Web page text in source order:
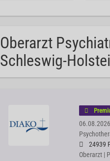
Oberarzt
Schleswig-
24939
Oberarzt |